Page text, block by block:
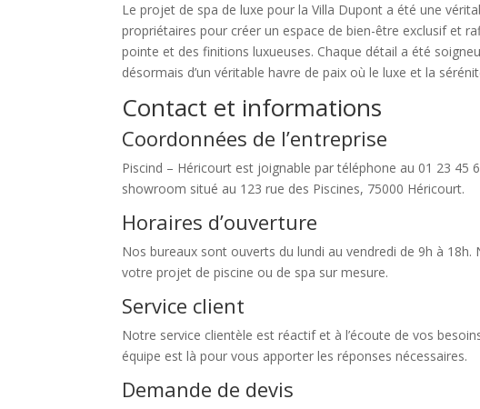
Le projet de spa de luxe pour la Villa Dupont a été une
propriétaires pour créer un espace de bien-être exclusif et
pointe et des finitions luxueuses. Chaque détail a été
désormais d’un véritable havre de paix où le luxe et la
Contact et informations
Coordonnées de l’entreprise
Piscind – Héricourt est joignable par téléphone au 01 23
showroom situé au 123 rue des Piscines, 75000 Héricourt.
Horaires d’ouverture
Nos bureaux sont ouverts du lundi au vendredi de 9h à
votre projet de piscine ou de spa sur mesure.
Service client
Notre service clientèle est réactif et à l’écoute de vos
équipe est là pour vous apporter les réponses nécessaires.
Demande de devis